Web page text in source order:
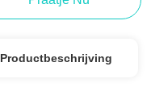
Productbeschrijving